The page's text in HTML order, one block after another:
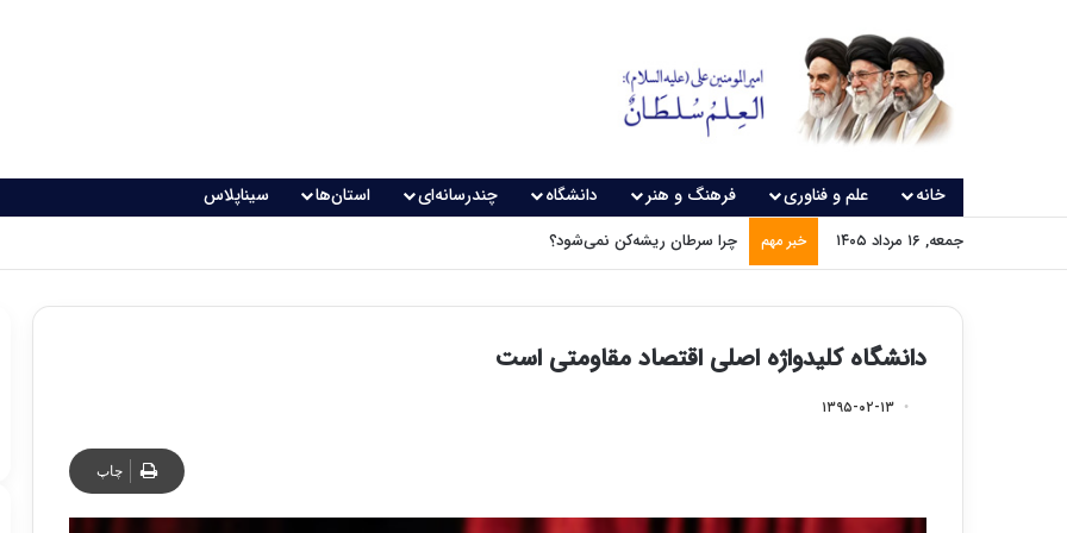
خانه علم و فناوری فرهنگ و هنر دانشگاه چندرسانه‌ای استان‌ها سیناپلاس
جمعه, ۱۶ مرداد ۱۴۰۵ خبر مهم چرا سرطان ریشه‌کن نمی‌شود؟
دانشگاه کلیدواژه اصلی اقتصاد مقاومتی است
۱۳۹۵-۰۲-۱۳
چاپ